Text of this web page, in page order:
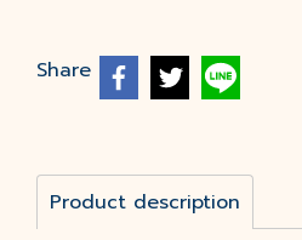
Share
Product description